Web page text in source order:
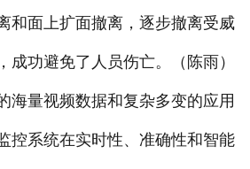
和面上扩面撤离，逐步撤离受威
成功避免了人员伤亡。（陈雨）
量视频数据和复杂多变的应用
控系统在实时性、准确性和智能